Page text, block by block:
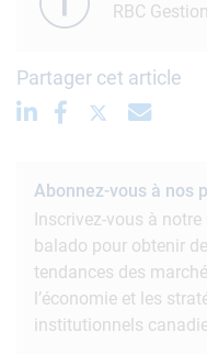
RBC
Partager cet article
Abonnez-vous à nos
Inscrivez-vous à
balado pour obtenir
tendances des
l’économie et les
institutionnels